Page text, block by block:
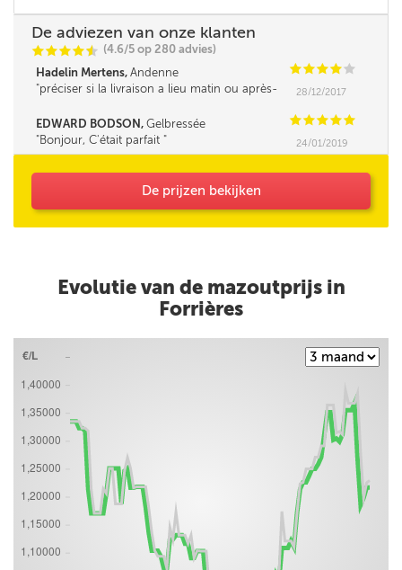
De adviezen van onze klanten
CCCCi
@ (4.6/5 op 280 advies)
Hadelin Mertens, Andenne CCCC C
préciser si la livraison a lieu matin ou après-
28/12/2017
EDWARD BODSON, Gelbressée CCCCC
Bonjour, C'était parfait
24/01/2019
De prijzen bekijken
Evolutie van de mazoutprijs in
Forrières